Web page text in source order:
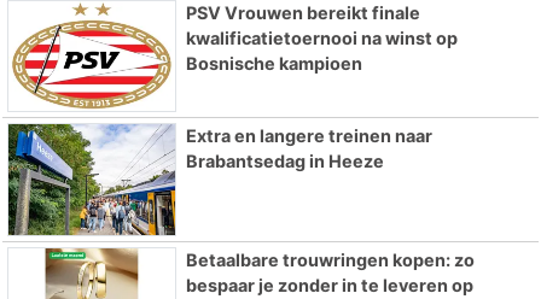
PSV Vrouwen bereikt finale
kwalificatietoernooi na winst op
Bosnische kampioen
Extra en langere treinen naar
Brabantsedag in Heeze
Betaalbare trouwringen kopen: zo
bespaar je zonder in te leveren op